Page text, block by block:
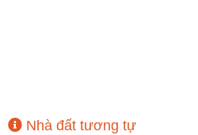
Nhà đất tương tự